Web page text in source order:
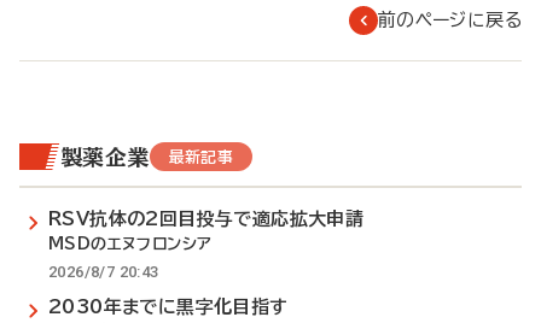
前のページに戻る
製薬企業 最新記事
RSV抗体の2回目投与で適応拡大申請
MSDのエヌフロンシア
2026/8/7 20:43
2030年までに黒字化目指す